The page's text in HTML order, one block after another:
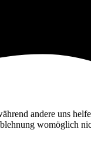
andere uns
womöglich